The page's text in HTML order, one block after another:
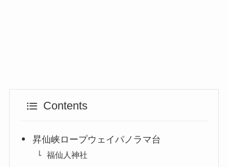
Contents
昇仙峡ロープウェイパノラマ台
福仙人神社